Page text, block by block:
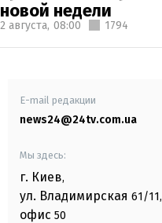
новой недели
2 августа, 08:00 1794
E-mail редакции
news24@24tv.com.ua
Мы здесь:
г. Киев,
ул. Владимирская 61/11,
офис 50